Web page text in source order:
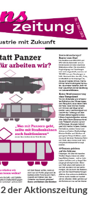
der Aktionszeitung